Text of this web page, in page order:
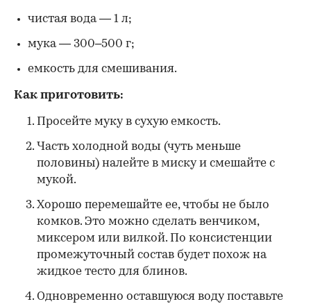
чистая вода — 1 л;
мука — 300–500 г;
емкость для смешивания.
Как приготовить:
Просейте муку в сухую емкость.
Часть холодной воды (чуть меньше
половины) налейте в миску и смешайте с
мукой.
Хорошо перемешайте ее, чтобы не было
комков. Это можно сделать венчиком,
миксером или вилкой. По консистенции
промежуточный состав будет похож на
жидкое тесто для блинов.
Одновременно оставшуюся воду поставьте